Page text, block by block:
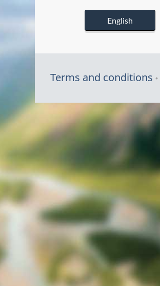
English
Terms and conditions